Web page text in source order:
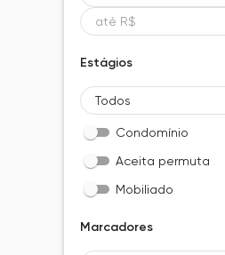
Estágios
Todos
Condomínio
Aceita permuta
Mobiliado
Marcadores